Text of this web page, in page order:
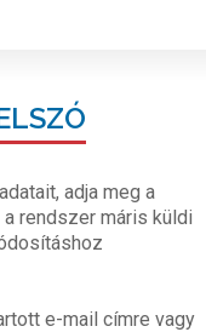
adja meg a
rendszer máris küldi
e-mail címre vagy